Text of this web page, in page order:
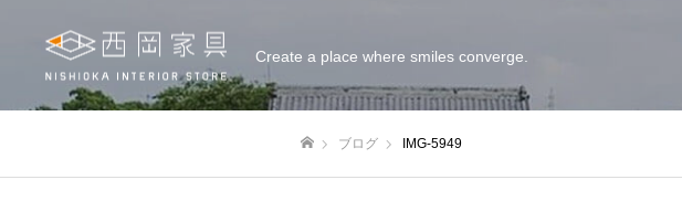
Create a place where smiles converge.
ブログ IMG-5949